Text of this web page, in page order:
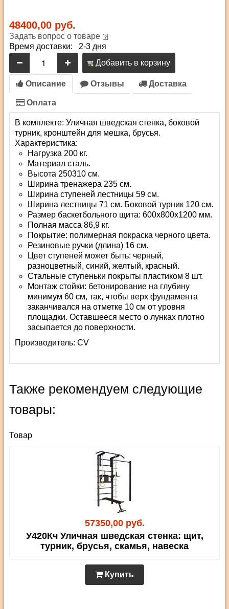
48400,00 руб.
Задать вопрос о товаре
Время доставки: 2-3 дня
Добавить в корзину
Описание Отзывы Доставка
Оплата
В комплекте: Уличная шведская стенка, боковой
турник, кронштейн для мешка, брусья.
Характеристика:
Нагрузка 200 кг.
Материал сталь.
Высота 250310 см.
Ширина тренажера 235 см.
Ширина ступеней лестницы 59 см.
Ширина лестницы 71 см. Боковой турник 120 см.
Размер баскетбольного щита: 600x800x1200 мм.
Полная масса 86,9 кг.
Покрытие: полимерная покраска черного цвета.
Резиновые ручки (длина) 16 см.
Цвет ступеней может быть: черный,
разноцветный, синий, желтый, красный.
Стальные ступеньки покрыты пластиком 8 шт.
Монтаж стойки: бетонирование на глубину
минимум 60 см, так, чтобы верх фундамента
заканчивался на отметке 10 см от уровня
площадки. Оставшееся место о лунках плотно
засыпается до поверхности.
Производитель: СV
Также рекомендуем следующие
товары:
Товар
57350,00 руб.
У420Кч Уличная шведская стенка: щит,
турник, брусья, скамья, навеска
Купить